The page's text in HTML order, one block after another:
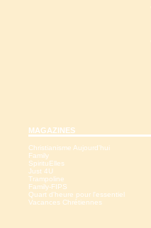
MAGAZINES
Christianisme Aujourd'hui
Family
SpirituElles
Just 4U
Trampoline
Family-FIPS
Quart d'heure pour l'essentiel
Vacances Chrétiennes